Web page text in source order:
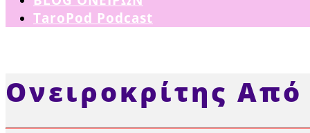
TaroPod Podcast
Ονειροκρίτης Από